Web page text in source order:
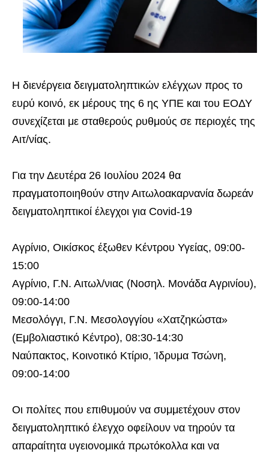
Η διενέργεια δειγματοληπτικών ελέγχων προς το
ευρύ κοινό, εκ μέρους της 6 ης ΥΠΕ και του ΕΟΔΥ
συνεχίζεται με σταθερούς ρυθμούς σε περιοχές της
Αιτ/νίας.
Για την Δευτέρα 26 Ιουλίου 2024 θα
πραγματοποιηθούν στην Αιτωλοακαρνανία δωρεάν
δειγματοληπτικοί έλεγχοι για Covid-19
Αγρίνιο, Οικίσκος έξωθεν Κέντρου Υγείας, 09:00-
15:00
Αγρίνιο, Γ.Ν. Αιτωλ/νιας (Νοσηλ. Μονάδα Αγρινίου),
09:00-14:00
Μεσολόγγι, Γ.Ν. Μεσολογγίου «Χατζηκώστα»
(Εμβολιαστικό Κέντρο), 08:30-14:30
Ναύπακτος, Κοινοτικό Κτίριο, Ίδρυμα Τσώνη,
09:00-14:00
Οι πολίτες που επιθυμούν να συμμετέχουν στον
δειγματοληπτικό έλεγχο οφείλουν να τηρούν τα
απαραίτητα υγειονομικά πρωτόκολλα και να